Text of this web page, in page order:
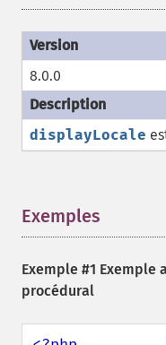
8.0.0
displayLocale
Exemples
Exemple #1 Exemple
procédural